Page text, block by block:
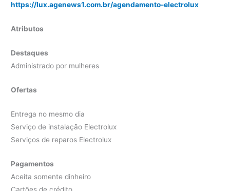
https://lux.agenews1.com.br/agendamento-electrolux
Atributos
Destaques
Administrado por mulheres
Ofertas
Entrega no mesmo dia
Serviço de instalação Electrolux
Serviços de reparos Electrolux
Pagamentos
Aceita somente dinheiro